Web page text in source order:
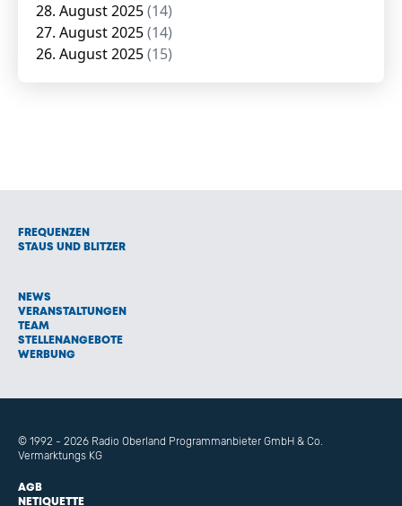
28. August 2025(14)
27. August 2025(14)
26. August 2025(15)
FREQUENZEN
STAUS UND BLITZER
NEWS
VERANSTALTUNGEN
TEAM
STELLENANGEBOTE
WERBUNG
© 1992 - 2026 Radio Oberland Programmanbieter GmbH & Co.
Vermarktungs KG
AGB
NETIQUETTE